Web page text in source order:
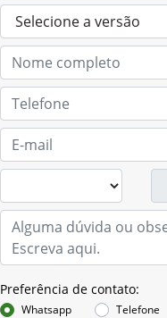
Preferência de contato:
Whatsapp Telefone